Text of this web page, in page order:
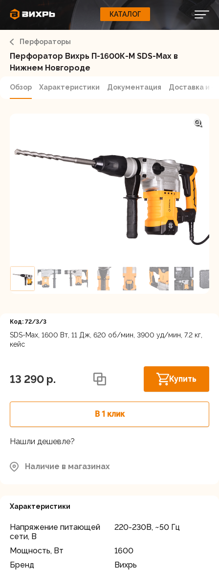
КАТАЛОГ
КАТАЛОГ
Регистрация
О бренде
Блог
Контакты
Свернуть
ЭЛЕКТРОИНСТРУМЕНТЫ
ИНСТРУМЕНТ
СЕЛЬХОЗТЕХНИКА
Перфораторы
Перфоратор Вихрь П-1600К-М SDS-Max в
Нижнем Новгороде
Обзор Характеристики Документация Доставка и
Код: 72/3/3
SDS-Max, 1600 Вт, 11 Дж, 620 об/мин, 3900 уд/мин, 7.2 кг,
кейс
13 290 p. Купить
В 1 клик
Нашли дешевле?
Наличие в магазинах
штук
Характеристики
Напряжение питающей
сети, В
220-230В, ~50 Гц
Мощность, Вт
1600
Бренд
Вихрь
Забыли пароль?
ВАШ ЗАКАЗ
Корзина